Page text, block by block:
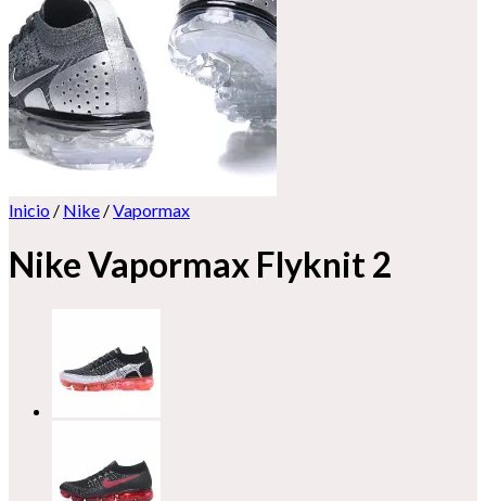
Inicio / Nike /Vapormax
Nike Vapormax Flyknit 2